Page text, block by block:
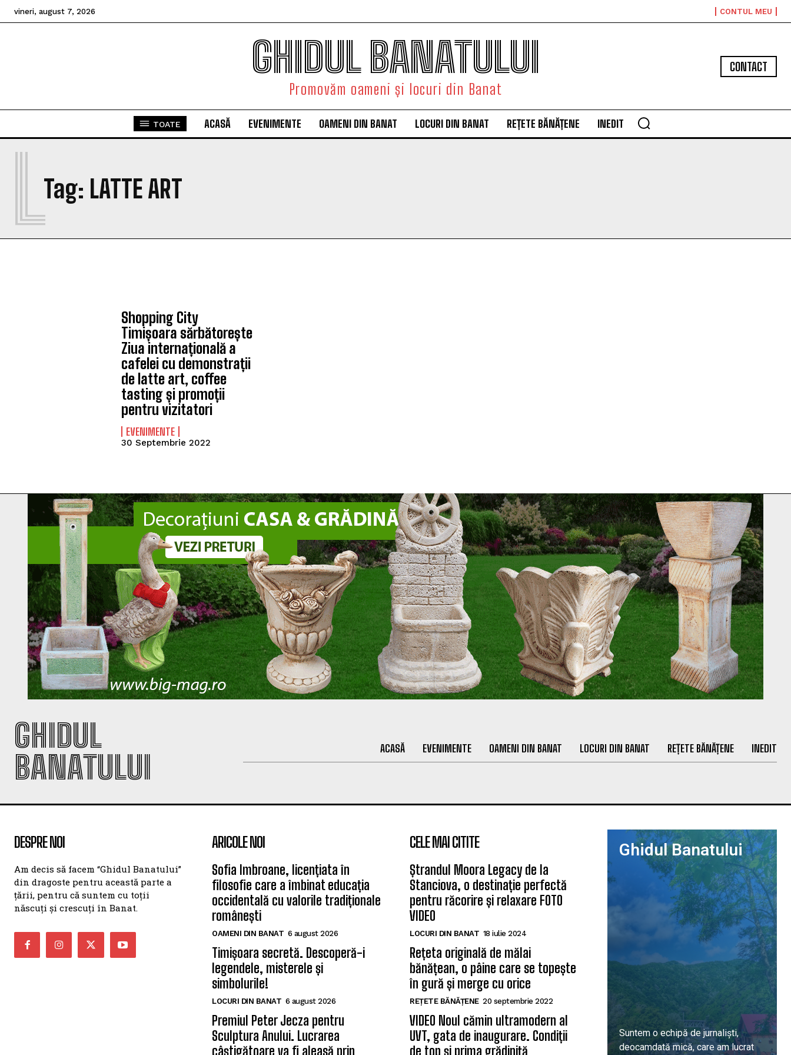
vineri, august 7, 2026 CONTUL MEU
GHIDUL BANATULUI
Promovăm oameni și locuri din Banat
CONTACT
TOATE ACASĂ EVENIMENTE OAMENI DIN BANAT LOCURI DIN BANAT REȚETE BĂNĂȚENE INEDIT
Tag: LATTE ART
L
Shopping City
Timișoara sărbătorește
Ziua internațională a
cafelei cu demonstrații
de latte art, coffee
tasting și promoții
pentru vizitatori
EVENIMENTE
30 Septembrie 2022
GHIDUL
BANATULUI
ACASĂ EVENIMENTE OAMENI DIN BANAT LOCURI DIN BANAT REȚETE BĂNĂȚENE INEDIT
DESPRE NOI
Am decis să facem “Ghidul Banatului”
din dragoste pentru această parte a
țării, pentru că suntem cu toții
născuți și crescuți în Banat.
ARICOLE NOI
Sofia Imbroane, licențiata în
filosofie care a îmbinat educația
occidentală cu valorile tradiționale
românești
OAMENI DIN BANAT 6 august 2026
Timișoara secretă. Descoperă-i
legendele, misterele și
simbolurile!
LOCURI DIN BANAT 6 august 2026
Premiul Peter Jecza pentru
Sculptura Anului. Lucrarea
câștigătoare va fi aleasă prin
CELE MAI CITITE
Ștrandul Moora Legacy de la
Stanciova, o destinație perfectă
pentru răcorire și relaxare FOTO
VIDEO
LOCURI DIN BANAT 18 iulie 2024
Rețeta originală de mălai
bănățean, o pâine care se topește
în gură și merge cu orice
REȚETE BĂNĂȚENE 20 septembrie 2022
VIDEO Noul cămin ultramodern al
UVT, gata de inaugurare. Condiții
de top și prima grădiniță
Ghidul Banatului
Suntem o echipă de jurnaliști,
deocamdată mică, care am lucrat